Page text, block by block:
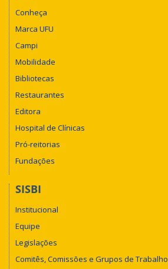
Conheça
Marca UFU
Campi
Mobilidade
Bibliotecas
Restaurantes
Editora
Hospital de Clínicas
Pró-reitorias
Fundações
SISBI
Institucional
Equipe
Legislações
Comitês, Comissões e Grupos de Trabalho